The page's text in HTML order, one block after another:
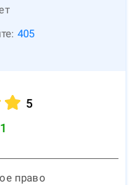
405
5
1
право